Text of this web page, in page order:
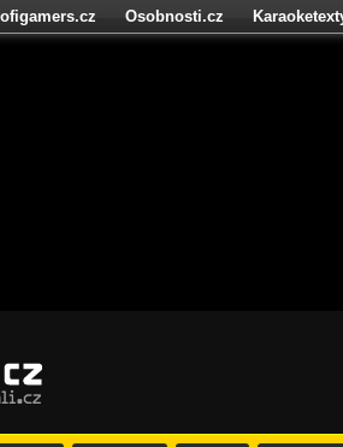
Osobnosti.cz